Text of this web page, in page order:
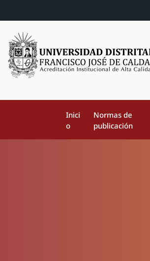
Inici
o
Normas de
publicación